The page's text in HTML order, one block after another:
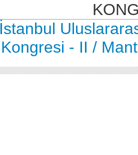
İstanbul
Kongresi - II /